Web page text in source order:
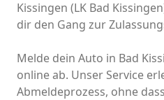
Kissingen (LK Bad
dir den Gang zur
Melde dein Auto in Bad
online ab. Unser Service
Abmeldeprozess, ohne